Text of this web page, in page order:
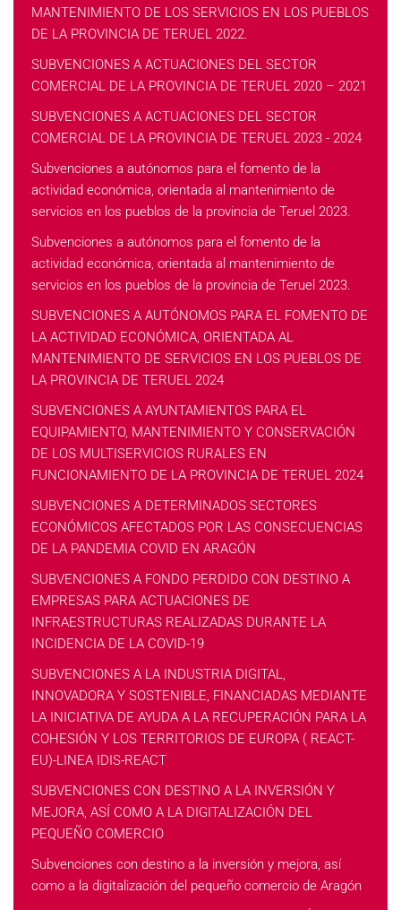
MANTENIMIENTO DE LOS SERVICIOS EN LOS PUEBLOS
DE LA PROVINCIA DE TERUEL 2022.
SUBVENCIONES A ACTUACIONES DEL SECTOR
COMERCIAL DE LA PROVINCIA DE TERUEL 2020 – 2021
SUBVENCIONES A ACTUACIONES DEL SECTOR
COMERCIAL DE LA PROVINCIA DE TERUEL 2023 - 2024
Subvenciones a autónomos para el fomento de la
actividad económica, orientada al mantenimiento de
servicios en los pueblos de la provincia de Teruel 2023.
Subvenciones a autónomos para el fomento de la
actividad económica, orientada al mantenimiento de
servicios en los pueblos de la provincia de Teruel 2023.
SUBVENCIONES A AUTÓNOMOS PARA EL FOMENTO DE
LA ACTIVIDAD ECONÓMICA, ORIENTADA AL
MANTENIMIENTO DE SERVICIOS EN LOS PUEBLOS DE
LA PROVINCIA DE TERUEL 2024
SUBVENCIONES A AYUNTAMIENTOS PARA EL
EQUIPAMIENTO, MANTENIMIENTO Y CONSERVACIÓN
DE LOS MULTISERVICIOS RURALES EN
FUNCIONAMIENTO DE LA PROVINCIA DE TERUEL 2024
SUBVENCIONES A DETERMINADOS SECTORES
ECONÓMICOS AFECTADOS POR LAS CONSECUENCIAS
DE LA PANDEMIA COVID EN ARAGÓN
SUBVENCIONES A FONDO PERDIDO CON DESTINO A
EMPRESAS PARA ACTUACIONES DE
INFRAESTRUCTURAS REALIZADAS DURANTE LA
INCIDENCIA DE LA COVID-19
SUBVENCIONES A LA INDUSTRIA DIGITAL,
INNOVADORA Y SOSTENIBLE, FINANCIADAS MEDIANTE
LA INICIATIVA DE AYUDA A LA RECUPERACIÓN PARA LA
COHESIÓN Y LOS TERRITORIOS DE EUROPA ( REACT-
EU)-LINEA IDIS-REACT
SUBVENCIONES CON DESTINO A LA INVERSIÓN Y
MEJORA, ASÍ COMO A LA DIGITALIZACIÓN DEL
PEQUEÑO COMERCIO
Subvenciones con destino a la inversión y mejora, así
como a la digitalización del pequeño comercio de Aragón